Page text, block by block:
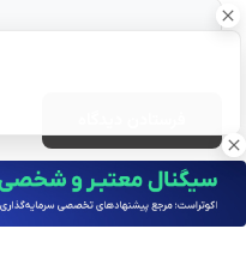
میزبانی شده توسطهاست